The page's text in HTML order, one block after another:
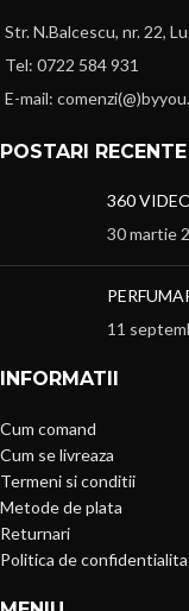
Str. N.Balcescu, nr. 22,
Tel: 0722 584 931
E-mail:
POSTARI RECENTE
360
30 martie
11
INFORMATII
Cum comand
Cum se livreaza
Termeni si conditii
Metode de plata
Returnari
Politica de